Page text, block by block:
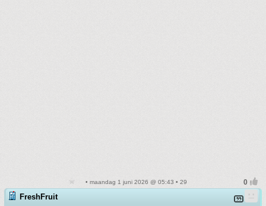
• maandag 1 juni 2026 @ 05:43 • 29
FreshFruit